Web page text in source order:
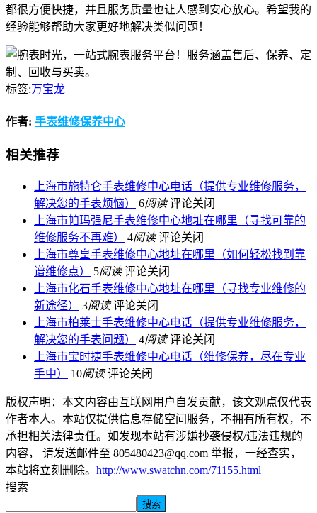
都很方便快捷，并且服务质量也让人感到安心放心。希望我的
经验能够帮助大家更好地解决类似问题！
标签:万宝龙
作者: 手表维修保养中心
相关推荐
上海市施特仑手表维修中心电话（提供专业维修服务，
解决您的手表烦恼）
6阅读 评论关闭
上海市帕玛强尼手表维修中心地址在哪里（寻找可靠的
维修服务不再难）
4阅读 评论关闭
上海市尊皇手表维修中心地址在哪里（如何轻松找到靠
谱维修点）
5阅读 评论关闭
上海市化石手表维修中心地址在哪里（寻找专业维修的
新途径）
3阅读 评论关闭
上海市柏莱士手表维修中心电话（提供专业维修服务，
解决您的手表问题）
4阅读 评论关闭
上海市宝时捷手表维修中心电话（维修保养，尽在专业
手中）
10阅读 评论关闭
版权声明：本文内容由互联网用户自发贡献，该文观点仅代表
作者本人。本站仅提供信息存储空间服务，不拥有所有权，不
承担相关法律责任。如发现本站有涉嫌抄袭侵权/违法违规的
内容， 请发送邮件至 805480423@qq.com 举报，一经查实，
本站将立刻删除。 http://www.swatchn.com/71155.html
搜索
搜索